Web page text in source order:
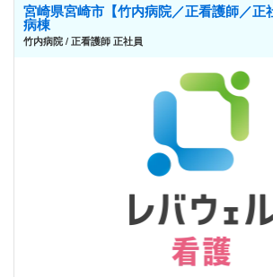
宮崎県宮崎市【竹内病院／正看護師／
病棟
竹内病院 / 正看護師 正社員